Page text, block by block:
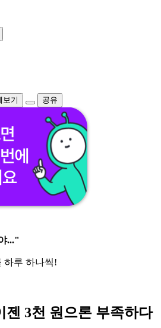
보기 공유
..."
하루 하나씩!
젠 3천 원으론 부족하다